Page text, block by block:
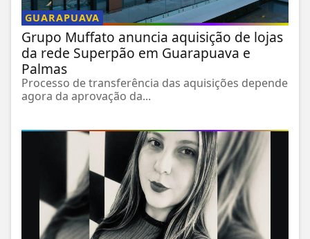
GUARAPUAVA
Grupo Muffato anuncia aquisição de lojas
da rede Superpão em Guarapuava e
Palmas
Processo de transferência das aquisições depende
agora da aprovação da...